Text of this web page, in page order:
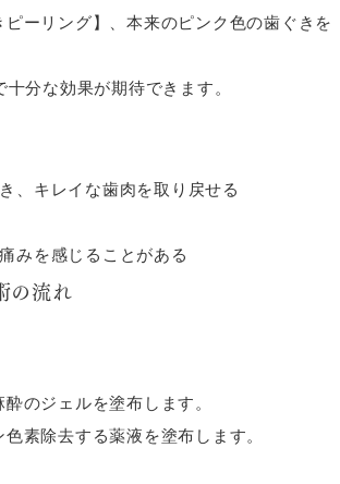
ーリング】、本来のピンク色の歯ぐきを
分な効果が期待できます。
、キレイな歯肉を取り戻せる
みを感じることがある
の流れ
のジェルを塗布します。
素除去する薬液を塗布します。